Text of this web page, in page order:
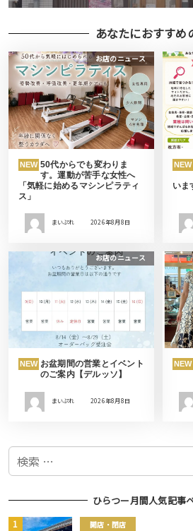
あなたにおすすめ
お店のニュース
NEW 50代からでも変わりま
す。運動が苦手な女性へ
「気軽に始めるマシンピラティ
ス」
まいぷれ 2026年8月8日
NEW
いま
お店のニュース
NEW お盆期間の営業とイベント
のご案内【デルッソ】
まいぷれ 2026年8月8日
NEW
検
ひらつー月間人気記事
開店・閉店